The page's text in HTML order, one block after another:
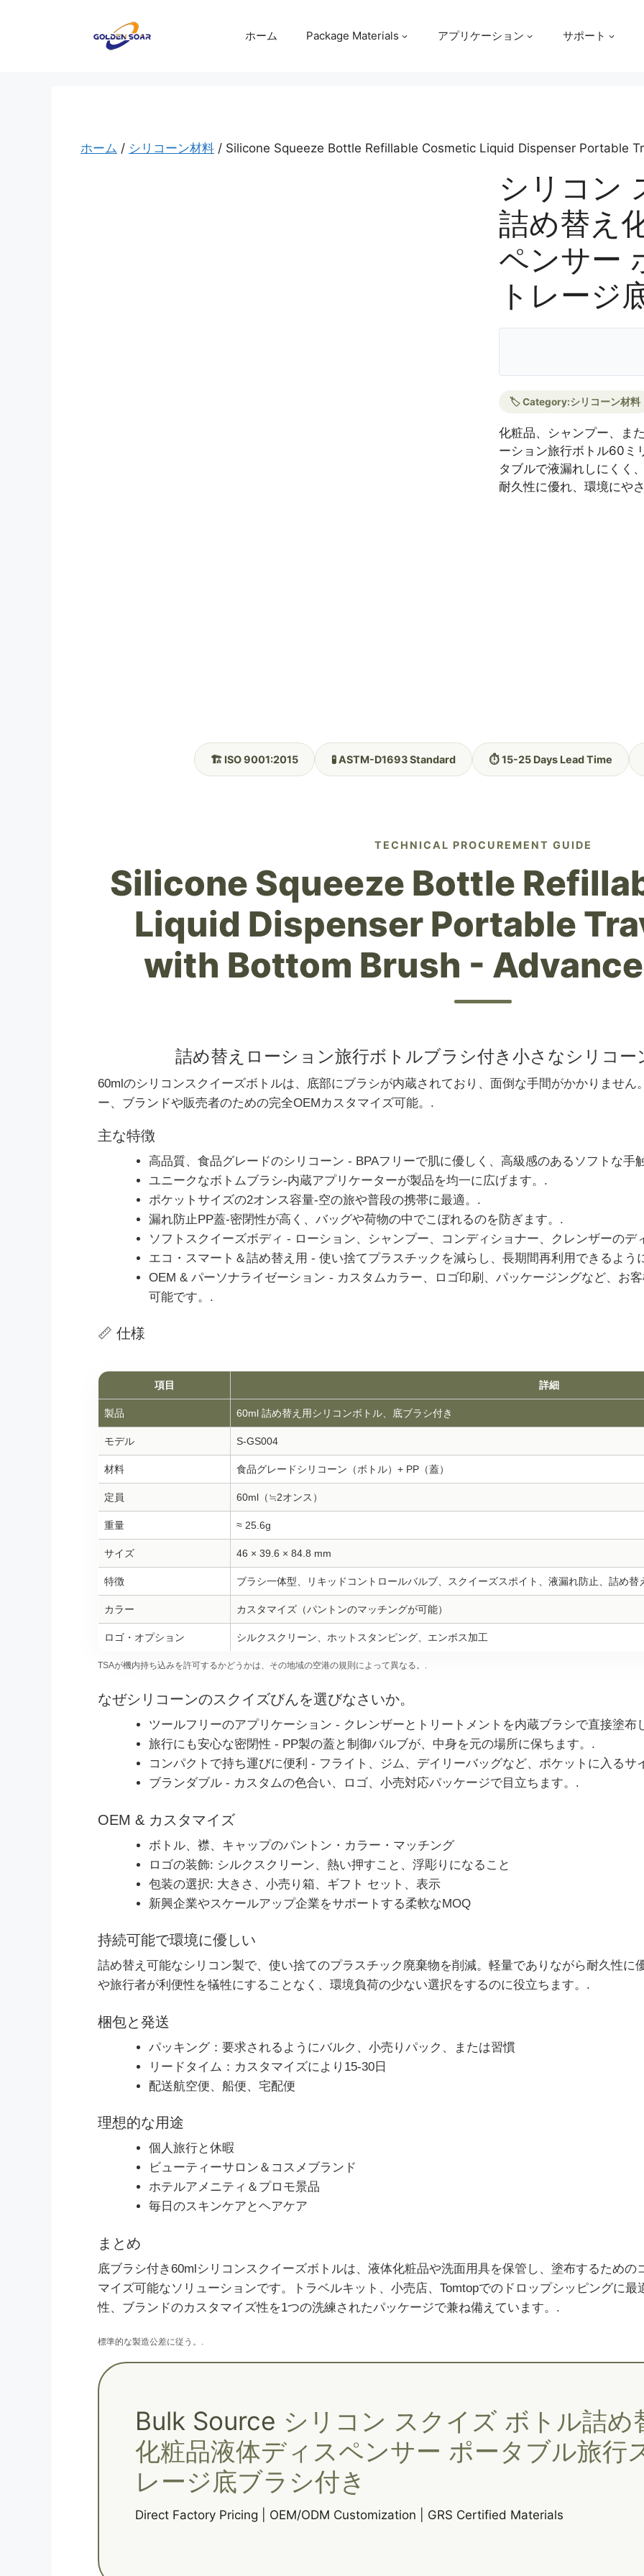
ホーム Package Materials アプリケーション サポート
ホーム / シリコーン材料 / Silicone Squeeze Bottle Refillable Cosmetic Liquid Dispenser Portable
シリコン
詰め替え
ペンサー
トレージ
🏷️ Category:シリコーン材料
化粧品、シャンプー、ま
ーション旅行ボトル60ミ
タブルで液漏れしにくく
耐久性に優れ、環境にや
🏗️ ISO 9001:2015 🧪 ASTM-D1693 Standard ⏱️ 15-25 Days Lead Time
TECHNICAL PROCUREMENT GUIDE
Silicone Squeeze Bottle
Liquid Dispenser Portable
with Bottom Brush -
詰め替えローション旅行ボトルブラシ付き小さなシリコ
60mlのシリコンスクイーズボトルは、底部にブラシが内蔵されており、面倒な手間がかかりませ
ー、ブランドや販売者のための完全OEMカスタマイズ可能。.
主な特徴
高品質、食品グレードのシリコーン - BPAフリーで肌に優しく、高級感のあるソフトな手
ユニークなボトムブラシ-内蔵アプリケーターが製品を均一に広げます。.
ポケットサイズの2オンス容量-空の旅や普段の携帯に最適。.
漏れ防止PP蓋-密閉性が高く、バッグや荷物の中でこぼれるのを防ぎます。.
ソフトスクイーズボディ - ローション、シャンプー、コンディショナー、クレンザーのデ
エコ・スマート＆詰め替え用 - 使い捨てプラスチックを減らし、長期間再利用できるよう
OEM & パーソナライゼーション - カスタムカラー、ロゴ印刷、パッケージングなど、お
可能です。.
📏 仕様
項目 詳細
製品 60ml 詰め替え用シリコンボトル、底ブラシ付き
モデル S-GS004
材料 食品グレードシリコーン（ボトル）+ PP（蓋）
定員 60ml（≒2オンス）
重量 ≈ 25.6g
サイズ 46 × 39.6 × 84.8 mm
特徴 ブラシ一体型、リキッドコントロールバルブ、スクイーズスポイト、液漏れ防止、詰め替
カラー カスタマイズ（パントンのマッチングが可能）
ロゴ・オプション シルクスクリーン、ホットスタンピング、エンボス加工
TSAが機内持ち込みを許可するかどうかは、その地域の空港の規則によって異なる。.
なぜシリコーンのスクイズびんを選びなさいか。
ツールフリーのアプリケーション - クレンザーとトリートメントを内蔵ブラシで直接塗布
旅行にも安心な密閉性 - PP製の蓋と制御バルブが、中身を元の場所に保ちます。.
コンパクトで持ち運びに便利 - フライト、ジム、デイリーバッグなど、ポケットに入るサ
ブランダブル - カスタムの色合い、ロゴ、小売対応パッケージで目立ちます。.
OEM & カスタマイズ
ボトル、襟、キャップのパントン・カラー・マッチング
ロゴの装飾: シルクスクリーン、熱い押すこと、浮彫りになること
包装の選択: 大きさ、小売り箱、ギフト セット、表示
新興企業やスケールアップ企業をサポートする柔軟なMOQ
持続可能で環境に優しい
詰め替え可能なシリコン製で、使い捨てのプラスチック廃棄物を削減。軽量でありながら耐久性に
や旅行者が利便性を犠牲にすることなく、環境負荷の少ない選択をするのに役立ちます。.
梱包と発送
パッキング：要求されるようにバルク、小売りパック、または習慣
リードタイム：カスタマイズにより15-30日
配送航空便、船便、宅配便
理想的な用途
個人旅行と休暇
ビューティーサロン＆コスメブランド
ホテルアメニティ＆プロモ景品
毎日のスキンケアとヘアケア
まとめ
底ブラシ付き60mlシリコンスクイーズボトルは、液体化粧品や洗面用具を保管し、塗布するため
マイズ可能なソリューションです。トラベルキット、小売店、Tomtopでのドロップシッピングに
性、ブランドのカスタマイズ性を1つの洗練されたパッケージで兼ね備えています。.
標準的な製造公差に従う。.
Bulk Source シリコン スクイズ ボトル詰め
化粧品液体ディスペンサー ポータブル旅行
レージ底ブラシ付き
Direct Factory Pricing | OEM/ODM Customization | GRS Certified Materials